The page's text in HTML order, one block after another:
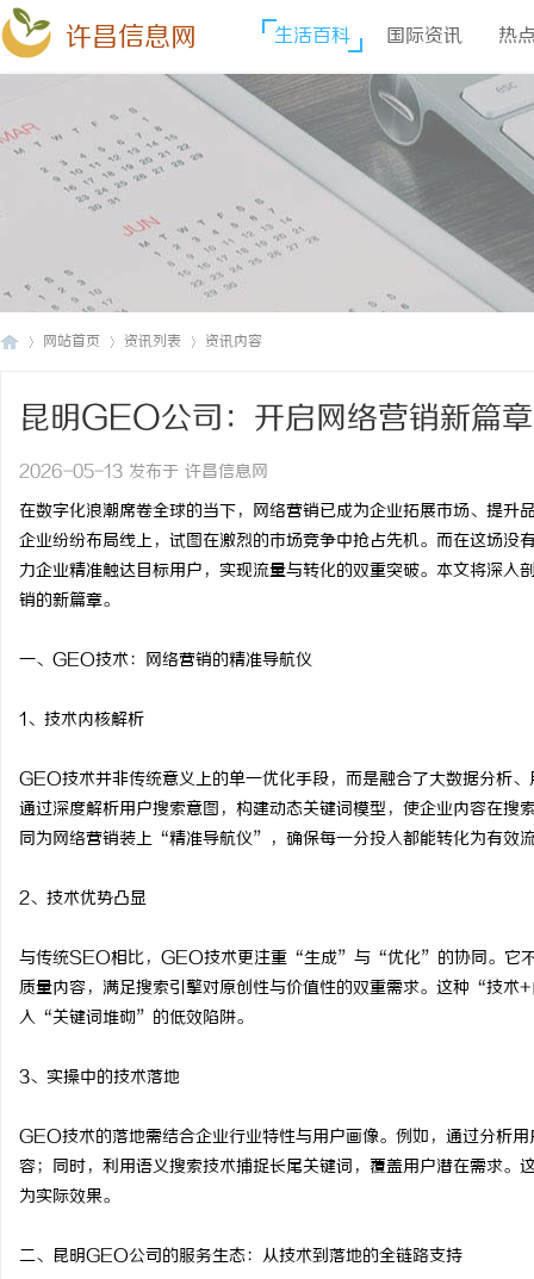
许昌信息网 生活百科 国际资讯 热
网站首页 资讯列表 资讯内容
昆明GEO公司：开启网络营销新篇章
2026-05-13 发布于 许昌信息网
在数字化浪潮席卷全球的当下，网络营销已成为企业拓展市场、提
企业纷纷布局线上，试图在激烈的市场竞争中抢占先机。而在这场
力企业精准触达目标用户，实现流量与转化的双重突破。本文将深入
销的新篇章。
一、GEO技术：网络营销的精准导航仪
1、技术内核解析
GEO技术并非传统意义上的单一优化手段，而是融合了大数据分析
通过深度解析用户搜索意图，构建动态关键词模型，使企业内容在
同为网络营销装上“精准导航仪”，确保每一分投入都能转化为有效
2、技术优势凸显
与传统SEO相比，GEO技术更注重“生成”与“优化”的协同。它不
质量内容，满足搜索引擎对原创性与价值性的双重需求。这种“技
入“关键词堆砌”的低效陷阱。
3、实操中的技术落地
GEO技术的落地需结合企业行业特性与用户画像。例如，通过分析
容；同时，利用语义搜索技术捕捉长尾关键词，覆盖用户潜在需求
为实际效果。
二、昆明GEO公司的服务生态：从技术到落地的全链路支持
哪些行业秘诀？